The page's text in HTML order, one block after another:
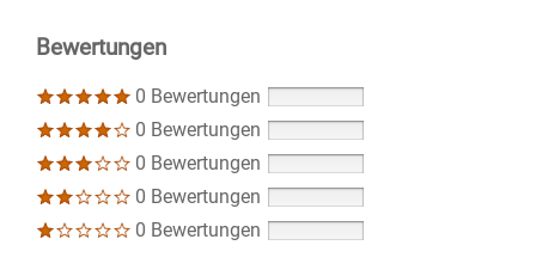
Bewertungen
0 Bewertungen
0 Bewertungen
0 Bewertungen
0 Bewertungen
0 Bewertungen